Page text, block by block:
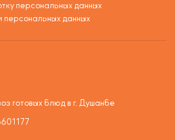
персональных данных
персональных данных
готовых блюд в г. Душанбе